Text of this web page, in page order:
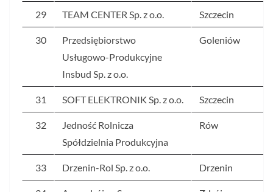
29 TEAM CENTER Sp. z o.o. Szczecin
30
Przedsiębiorstwo
Usługowo-Produkcyjne
Insbud Sp. z o.o.
Goleniów
31 SOFT ELEKTRONIK Sp. z o.o. Szczecin
32
Jedność Rolnicza
Spółdzielnia Produkcyjna
Rów
33 Drzenin-Rol Sp. z o.o. Drzenin